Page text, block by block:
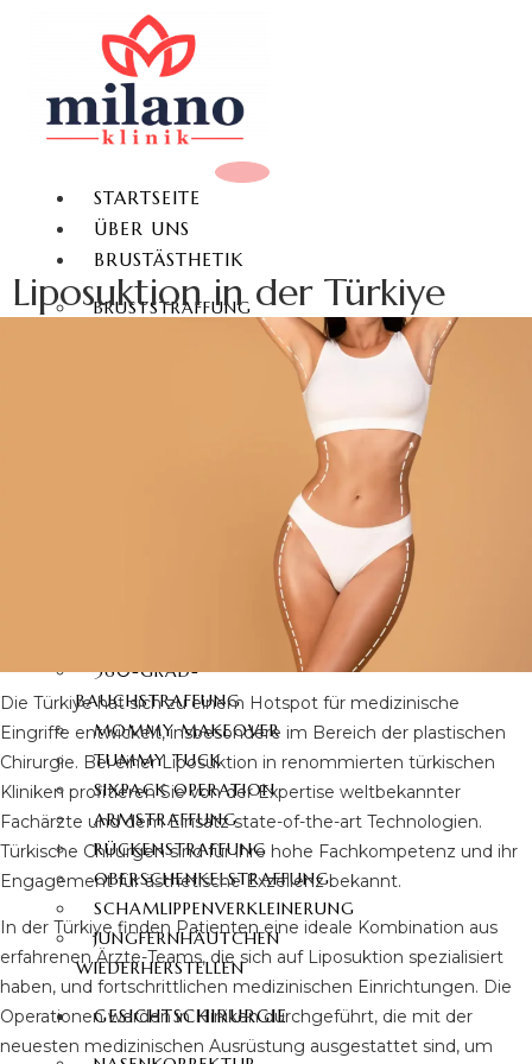
STARTSEITE
ÜBER UNS
BRUSTÄSTHETIK
BRUSTSTRAFFUNG
BRUSTVERGRÖSSERUNG
BRUSTWARZENKORREKTUR
BAUCHDECKENSTRAFFUNG
360-GRAD-
BAUCHSTRAFFUNG
MOMMY MAKEOVER
TUMMY TUCK
SIXPACK OPERATION
ARMSTRAFFUNG
RÜCKENSTRAFFUNG
OBERSCHENKELSTRAFFUNG
SCHAMLIPPENVERKLEINERUNG
JUNGFERNHÄUTCHEN
WIEDERHERSTELLEN
GESICHTSCHIRURGIE
Liposuktion in der Türkiye
Die Türkiye hat sich zu einem Hotspot für medizinische
Eingriffe entwickelt, insbesondere im Bereich der plastischen
Chirurgie. Bei einer Liposuktion in renommierten türkischen
Kliniken profitieren Sie von der Expertise weltbekannter
Fachärzte und dem Einsatz state-of-the-art Technologien.
Türkische Chirurgen sind für ihre hohe Fachkompetenz und ihr
Engagement für ästhetische Exzellenz bekannt.
In der Türkiye finden Patienten eine ideale Kombination aus
erfahrenen Ärzte-Teams, die sich auf Liposuktion spezialisiert
haben, und fortschrittlichen medizinischen Einrichtungen. Die
Operationen werden in Kliniken durchgeführt, die mit der
neuesten medizinischen Ausrüstung ausgestattet sind, um